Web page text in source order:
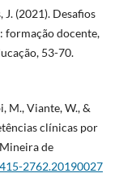
J. (2021). Desafios
formação docente,
53-70.
M., Viante, W., &
clínicas por
de
2762.20190027